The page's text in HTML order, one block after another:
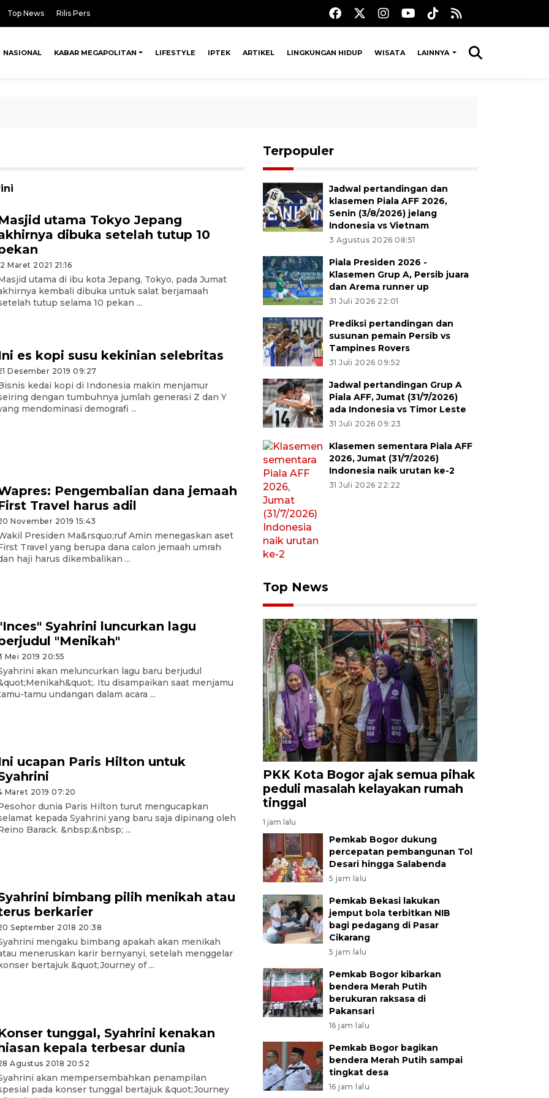
Top News Rilis Pers
NASIONAL KABAR MEGAPOLITAN LIFESTYLE IPTEK ARTIKEL LINGKUNGAN HIDUP WISATA LAINNYA
utama Tokyo Jepang
dibuka setelah tutup 10
Maret 2021 21:16
utama di ibu kota Jepang, Tokyo, pada Jumat
kembali dibuka untuk salat berjamaah
tutup selama 10 pekan ...
es kopi susu kekinian selebritas
Desember 2019 09:27
kedai kopi di Indonesia makin menjamur
dengan tumbuhnya jumlah generasi Z dan Y
mendominasi demografi ...
Pengembalian dana jemaah
Travel harus adil
November 2019 15:43
Presiden Ma&rsquo;ruf Amin menegaskan aset
Travel yang berupa dana calon jemaah umrah
haji harus dikembalikan ...
Syahrini luncurkan lagu
"Menikah"
Mei 2019 20:55
akan meluncurkan lagu baru berjudul
Itu disampaikan saat menjamu
tamu undangan dalam acara ...
ucapan Paris Hilton untuk
Maret 2019 07:20
dunia Paris Hilton turut mengucapkan
kepada Syahrini yang baru saja dipinang oleh
Barack. &nbsp;&nbsp; ...
bimbang pilih menikah atau
berkarier
September 2018 20:38
mengaku bimbang apakah akan menikah
meneruskan karir bernyanyi, setelah menggelar
bertajuk &quot;Journey of ...
tunggal, Syahrini kenakan
kepala terbesar dunia
Agustus 2018 20:52
akan mempersembahkan penampilan
pada konser tunggal bertajuk &quot;Journey
Terpopuler
Jadwal pertandingan dan
klasemen Piala AFF 2026,
Senin (3/8/2026) jelang
Indonesia vs Vietnam
3 Agustus 2026 08:51
Piala Presiden 2026 -
Klasemen Grup A, Persib juara
dan Arema runner up
31 Juli 2026 22:01
Prediksi pertandingan dan
susunan pemain Persib vs
Tampines Rovers
31 Juli 2026 09:52
Jadwal pertandingan Grup A
Piala AFF, Jumat (31/7/2026)
ada Indonesia vs Timor Leste
31 Juli 2026 09:23
Klasemen sementara Piala AFF
2026, Jumat (31/7/2026)
Indonesia naik urutan ke-2
31 Juli 2026 22:22
Top News
PKK Kota Bogor ajak semua pihak
peduli masalah kelayakan rumah
tinggal
1 jam lalu
Pemkab Bogor dukung
percepatan pembangunan Tol
Desari hingga Salabenda
5 jam lalu
Pemkab Bekasi lakukan
jemput bola terbitkan NIB
bagi pedagang di Pasar
Cikarang
5 jam lalu
Pemkab Bogor kibarkan
bendera Merah Putih
berukuran raksasa di
Pakansari
16 jam lalu
Pemkab Bogor bagikan
bendera Merah Putih sampai
tingkat desa
16 jam lalu